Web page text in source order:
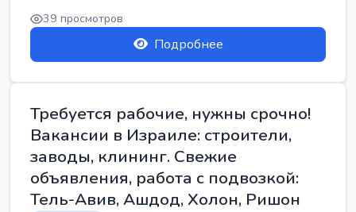
39 просмотров
Подробнее
Требуется рабочие, нужны срочно!
Вакансии в Израиле: строители,
заводы, клининг. Свежие
объявления, работа с подвозкой:
Тель-Авив, Ашдод, Холон, Ришон